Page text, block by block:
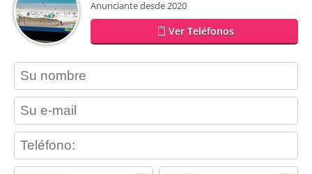
Anunciante desde 2020
Ver Teléfonos
contact_name
contact_email
contact_phone